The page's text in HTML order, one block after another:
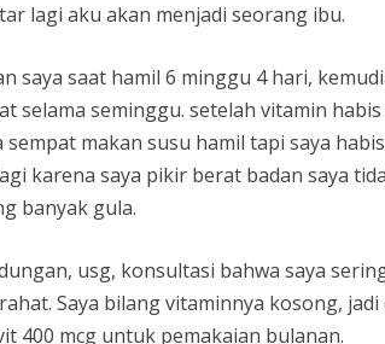
lagi aku akan menjadi seorang ibu.
saya saat hamil 6 minggu 4 hari,
selama seminggu. setelah vitamin
makan susu hamil tapi saya
karena saya pikir berat badan saya
banyak gula.
usg, konsultasi bahwa saya
Saya bilang vitaminnya kosong,
400 mcg untuk pemakaian bulanan.